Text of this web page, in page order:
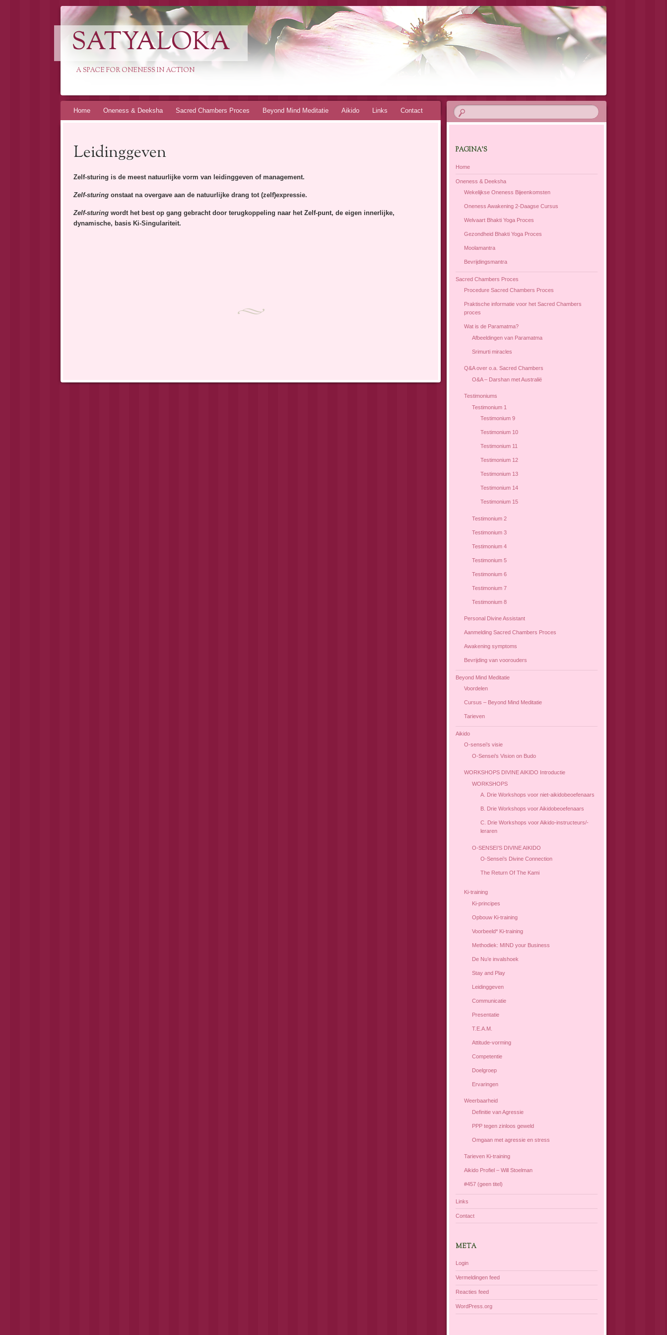
SATYALOKA
A SPACE FOR ONENESS IN ACTION
Spring
Home Oneness & Deeksha Sacred Chambers Proces Beyond Mind Meditatie Aikido Links Contact
Leidinggeven
Zelf-sturing is de meest natuurlijke vorm van leidinggeven of management.
Zelf-sturingonstaat na overgave aan de natuurlijke drang tot (zelf)expressie.
Zelf-sturingwordt het best op gang gebracht door terugkoppeling naar het Zelf-punt, de eigen innerlijke,
dynamische, basis Ki-Singulariteit.
PAGINA’S
Home
Oneness & Deeksha
Wekelijkse Oneness Bijeenkomsten
Oneness Awakening 2-Daagse Cursus
Welvaart Bhakti Yoga Proces
Gezondheid Bhakti Yoga Proces
Moolamantra
Bevrijdingsmantra
Sacred Chambers Proces
Procedure Sacred Chambers Proces
Praktische informatie voor het Sacred Chambers
proces
Wat is de Paramatma?
Afbeeldingen van Paramatma
Srimurti miracles
Q&A over o.a. Sacred Chambers
O&A – Darshan met Australië
Testimoniums
Testimonium 1
Testimonium 9
Testimonium 10
Testimonium 11
Testimonium 12
Testimonium 13
Testimonium 14
Testimonium 15
Testimonium 2
Testimonium 3
Testimonium 4
Testimonium 5
Testimonium 6
Testimonium 7
Testimonium 8
Personal Divine Assistant
Aanmelding Sacred Chambers Proces
Awakening symptoms
Bevrijding van voorouders
Beyond Mind Meditatie
Voordelen
Cursus – Beyond Mind Meditatie
Tarieven
Aikido
O-sensei’s visie
O-Sensei’s Vision on Budo
WORKSHOPS DIVINE AIKIDO Introductie
WORKSHOPS
A. Drie Workshops voor niet-aikidobeoefenaars
B. Drie Workshops voor Aikidobeoefenaars
C. Drie Workshops voor Aikido-instructeurs/-
leraren
O-SENSEI’S DIVINE AIKIDO
O-Sensei’s Divine Connection
The Return Of The Kami
Ki-training
Ki-principes
Opbouw Ki-training
Voorbeeld* Ki-training
Methodiek: MIND your Business
De Nu’e invalshoek
Stay and Play
Leidinggeven
Communicatie
Presentatie
T.E.A.M.
Attitude-vorming
Competentie
Doelgroep
Ervaringen
Weerbaarheid
Definitie van Agressie
PPP tegen zinloos geweld
Omgaan met agressie en stress
Tarieven Ki-training
Aikido Profiel – Will Stoelman
#457 (geen titel)
Links
Contact
META
Login
Vermeldingen feed
Reacties feed
WordPress.org